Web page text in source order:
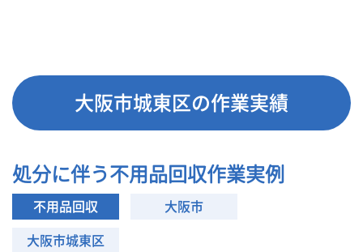
大阪市城東区の作業実績
処分に伴う不用品回収作業実例
不用品回収 大阪市
大阪市城東区